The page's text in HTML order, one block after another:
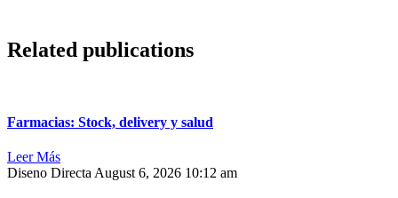
Related publications
Farmacias: Stock, delivery y salud
Leer Más
Diseno DirectaAugust 6, 2026 10:12 am